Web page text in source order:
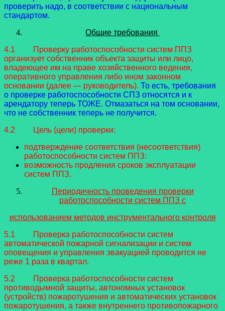
проверить надо, в соответствии с национальным
стандартом.
Общие требования
4.1 Проверку работоспособности систем ППЗ
организует собственник объекта защиты или лицо,
владеющее им на праве хозяйственного ведения,
оперативного управления либо ином законном
основании (далее — руководитель). То есть, требования
о проверке работоспособности СПЗ относятся и к
арендатору теперь ТОЖЕ. Отмазаться на том основании,
что не собственник теперь не получится.
4.2 Цель (цели) проверки:
подтверждение соответствия (несоответствия)
работоспособности систем ППЗ:
возможность продления сроков эксплуатации
систем ППЗ.
Периодичность проведения проверки
работоспособности систем ППЗ с
использованием методов инструментального контроля
5.1 Проверка работоспособности систем
автоматической пожарной сигнализации и систем
оповещения и управления эвакуацией проводится не
реже 1 раза в квартал.
5.2 Проверка работоспособности систем
противодымной защиты, автономных установок
(устройств) пожаротушения и автоматических установок
пожаротушения, а также внутреннего противопожарного